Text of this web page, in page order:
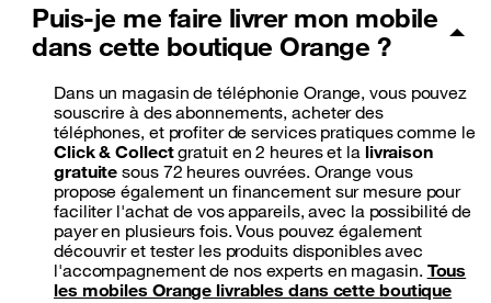
Puis-je me faire livrer mon mobile
dans cette boutique Orange ?
Dans un magasin de téléphonie Orange, vous pouvez
souscrire à des abonnements, acheter des
téléphones, et profiter de services pratiques comme le
Click & Collectgratuit en 2 heures et la livraison
gratuite sous 72 heures ouvrées. Orange vous
propose également un financement sur mesure pour
faciliter l'achat de vos appareils, avec la possibilité de
payer en plusieurs fois. Vous pouvez également
découvrir et tester les produits disponibles avec
l'accompagnement de nos experts en magasin. Tous
les mobiles Orange livrables dans cette boutique